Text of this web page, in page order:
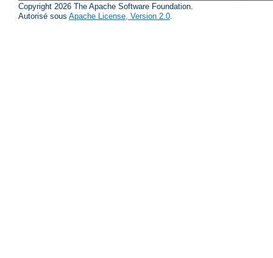
Copyright 2026 The Apache Software Foundation.
Autorisé sous Apache License, Version 2.0.